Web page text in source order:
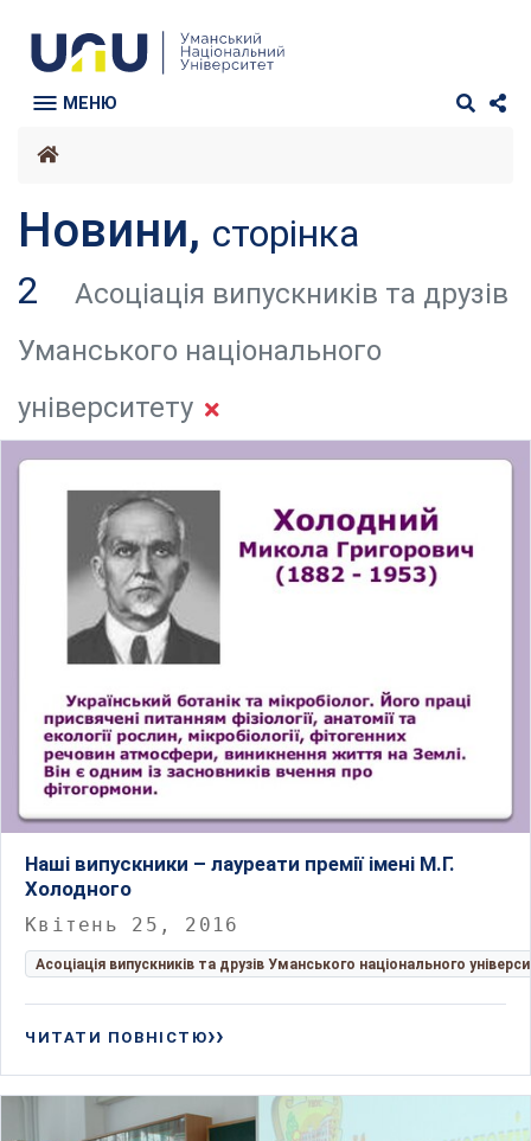
МЕНЮ
Новини, сторінка
2
Асоціація випускників та друзів
Уманського національного
університету
Наші випускники – лауреати премії імені М.Г.
Холодного
Квітень 25, 2016
Асоціація випускників та друзів Уманського національного
ЧИТАТИ ПОВНІСТЮ